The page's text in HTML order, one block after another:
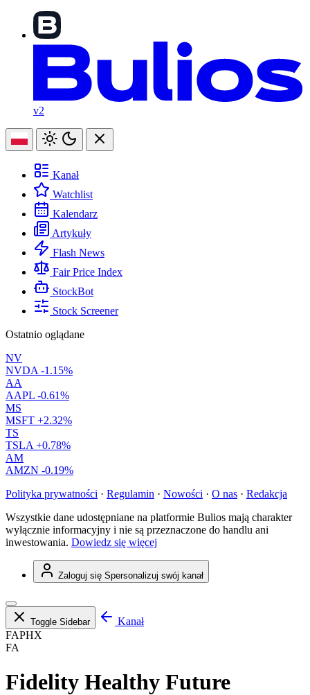
v2
Kanał
Watchlist
Kalendarz
Artykuły
Flash News
Fair Price Index
StockBot
Stock Screener
Ostatnio oglądane
NV
NVDA -1.15%
AA
AAPL -0.61%
MS
MSFT +2.32%
TS
TSLA +0.78%
AM
AMZN -0.19%
Polityka prywatności · Regulamin · Nowości · O nas · Redakcja
Wszystkie dane udostępniane na platformie Bulios mają charakter
wyłącznie informacyjny i nie są przeznaczone do handlu ani
inwestowania. Dowiedz się więcej
Zaloguj się Spersonalizuj swój kanał
Toggle Sidebar
Kanał
FAPHX
FA
Fidelity Healthy Future